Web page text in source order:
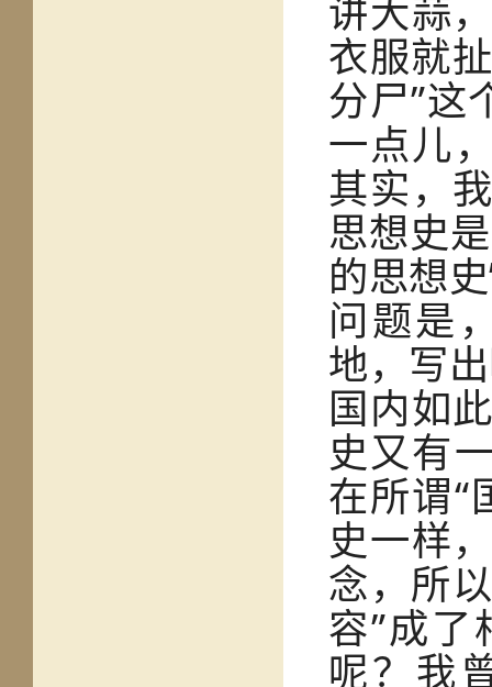
讲大蒜
衣服就
分尸”这
一点儿
其实，
思想史
的思想
问题是
地，写
国内如
史又有
在所谓“
史一样
念，所
容”成
呢？我